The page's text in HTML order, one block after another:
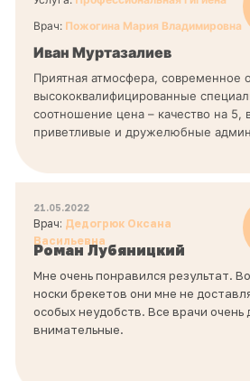
Врач: Пожогина Мария Владимировна
Иван Муртазалиев
Приятная атмосфера, современное
высококвалифицированные
соотношение цена – качество на 5,
приветливые и дружелюбные
21.05.2022
Врач: Дедогрюк Оксана
Васильевна
Роман Лубяницкий
Мне очень понравился результат.
носки брекетов они мне не
особых неудобств. Все врачи очень
внимательные.